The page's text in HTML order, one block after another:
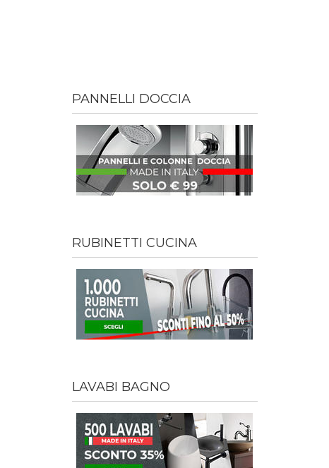
PANNELLI DOCCIA
RUBINETTI CUCINA
LAVABI BAGNO